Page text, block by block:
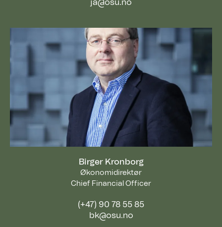
ja@osu.no
Birger Kronborg
Økonomidirektør
Chief Financial Officer
(+47) 90 78 55 85
bk@osu.no